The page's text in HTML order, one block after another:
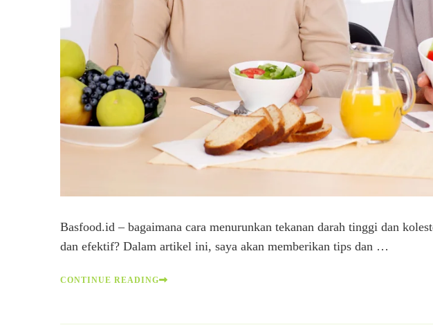
Basfood.id – bagaimana cara menurunkan tekanan darah tinggi dan
dan efektif? Dalam artikel ini, saya akan memberikan tips dan …
CONTINUE READING